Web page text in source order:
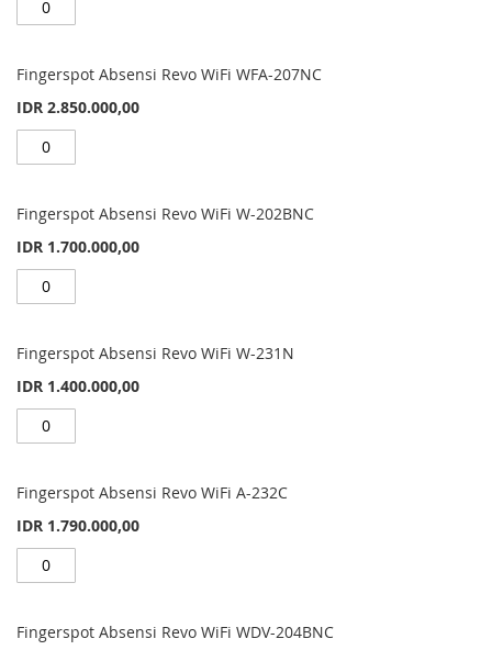
Fingerspot Absensi Revo WiFi WFA-207NC
IDR 2.850.000,00
Fingerspot Absensi Revo WiFi W-202BNC
IDR 1.700.000,00
Fingerspot Absensi Revo WiFi W-231N
IDR 1.400.000,00
Fingerspot Absensi Revo WiFi A-232C
IDR 1.790.000,00
Fingerspot Absensi Revo WiFi WDV-204BNC